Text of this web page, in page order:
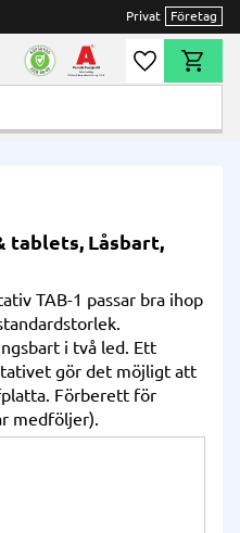
Privat Företag
Önskelista
Låsbart,
TAB-1 passar bra ihop
i två led. Ett
gör det möjligt att
Förberett för
medföljer).